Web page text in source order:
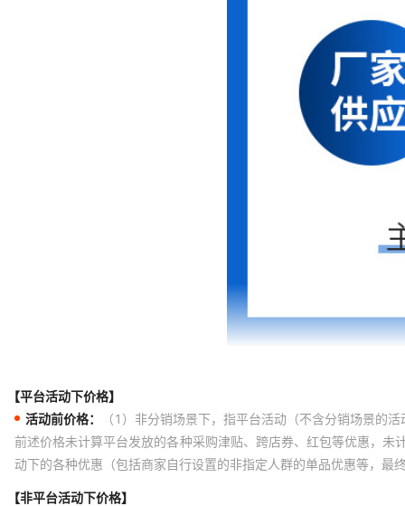
【平台活动下价格】
活动前价格：
（1）非分销场景下，指平台活动（不含分销场景的
前述价格未计算平台发放的各种采购津贴、跨店券、红包等优惠，
动下的各种优惠（包括商家自行设置的非指定人群的单品优惠等，
【非平台活动下价格】